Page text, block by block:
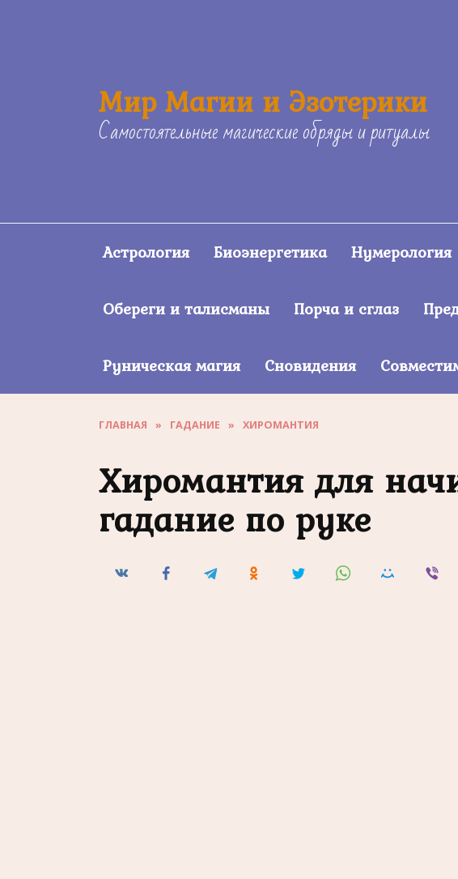
Мир Магии и Эзотерики
Самостоятельные магические обряды и ритуалы
Астрология Биоэнергетика Нумерология
Обереги и талисманы Порча и сглаз
Руническая магия Сновидения
ГЛАВНАЯ » ГАДАНИЕ » ХИРОМАНТИЯ
Хиромантия для
гадание по руке